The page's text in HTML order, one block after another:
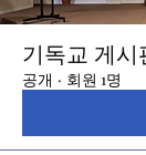
기독교 게시
공개 · 회원 1명